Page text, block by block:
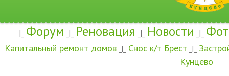
|_ Форум _|_ Реновация _|_ Новости _|_
Капитальный ремонт домов _|_ Снос к/т Брест _|_
Кунцево